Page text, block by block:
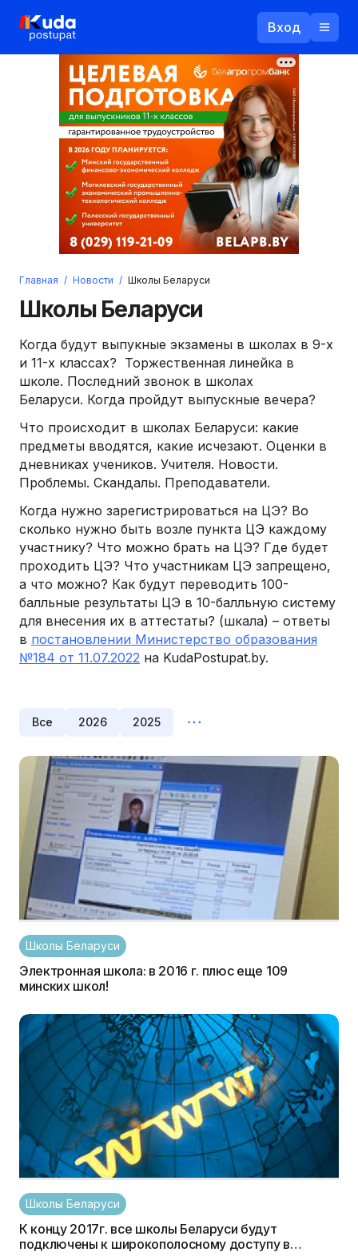
Вход
Логин
Пароль
Войти
Регистрация
Назад
Ваш email
Прислать пароль
Главная / Новости / Школы Беларуси
Школы Беларуси
Когда будут выпукные экзамены в школах в 9-х
и 11-х классах? Торжественная линейка в
школе. Последний звонок в школах
Беларуси. Когда пройдут выпускные вечера?
Что происходит в школах Беларуси: какие
предметы вводятся, какие исчезают. Оценки в
дневниках учеников. Учителя. Новости.
Проблемы. Скандалы. Преподаватели.
Когда нужно зарегистрироваться на ЦЭ? Во
сколько нужно быть возле пункта ЦЭ каждому
участнику? Что можно брать на ЦЭ? Где будет
проходить ЦЭ? Что участникам ЦЭ запрещено,
а что можно? Как будут переводить 100-
балльные результаты ЦЭ в 10-балльную систему
для внесения их в аттестаты? (шкала) – ответы
в постановлении Министерство образования
№184 от 11.07.2022 на KudaPostupat.by.
Все 2026 2025
Школы Беларуси
Электронная школа: в 2016 г. плюс еще 109
минских школ!
Школы Беларуси
К концу 2017г. все школы Беларуси будут
подключены к широкополосному доступу в